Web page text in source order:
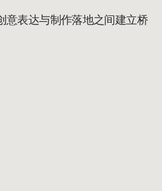
意表达与制作落地之间建立桥